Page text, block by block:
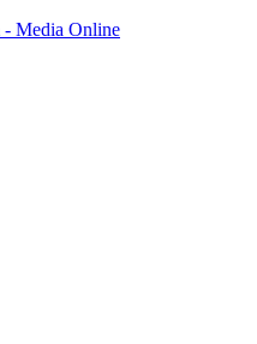
- Media Online